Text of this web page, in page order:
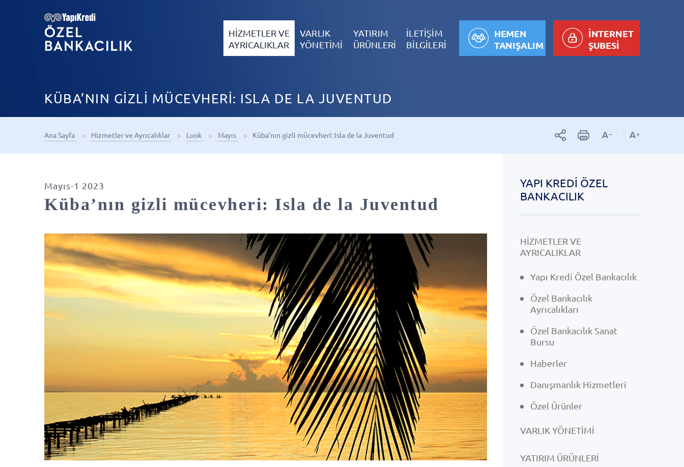
HİZMETLER VE
AYRICALIKLAR
VARLIK
YÖNETİMİ
YATIRIM
ÜRÜNLERİ
İLETİŞİM
BİLGİLERİ
İNTERNET
ŞUBESİ
HEMEN
TANIŞALIM
KÜBA’NIN GİZLİ MÜCEVHERİ: ISLA DE LA JUVENTUD
Ana Sayfa Hizmetler ve Ayrıcalıklar Look Mayıs Küba’nın gizli mücevheri: Isla de la Juventud
Mayıs-1 2023
Küba’nın gizli mücevheri: Isla de la Juventud
YAPI KREDI ÖZEL
BANKACILIK
HİZMETLER VE
AYRICALIKLAR
Yapı Kredi Özel Bankacılık
Özel Bankacılık
Ayrıcalıkları
Özel Bankacılık Sanat
Bursu
Haberler
Danışmanlık Hizmetleri
Özel Ürünler
VARLIK YÖNETIMI
YATIRIM ÜRÜNLERI